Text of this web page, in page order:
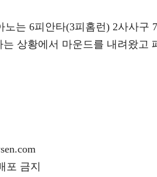
는 6피안타(3피홈런) 2사사구
상황에서 마운드를 내려왔고
포 금지